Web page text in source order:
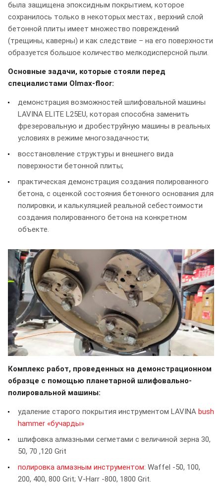
была защищена эпоксидным покрытием, которое
сохранилось только в некоторых местах , верхний слой
бетонной плиты имеет множество повреждений
(трещины, каверны) и как следствие – на его поверхности
образуется большое количество мелкодисперсной пыли.
Основные задачи, которые стояли перед
специалистами Olmax-floor:
демонстрация возможностей шлифовальной машины
LAVINA ELITE L25EU, которая способна заменить
фрезеровальную и дробеструйную машины в реальных
условиях в режиме многозадачности;
восстановление структуры и внешнего вида
поверхности бетонной плиты;
практическая демонстрация создания полированного
бетона, с оценкой состояния бетонного основания для
полировки, и калькуляцией реальной себестоимости
создания полированного бетона на конкретном
объекте.
Комплекс работ, проведенных на демонстрационном
образце с помощью планетарной шлифовально-
полировальной машины:
удаление старого покрытия инструментом LAVINA bush
hammer «бучарды»
шлифовка алмазными сегметами с величиной зерна 30,
50, 70 ,120 Grit
полировка алмазным инструментом: Waffel -50, 100,
200, 400, 800 Grit; V-Harr -800, 1800 Grit.